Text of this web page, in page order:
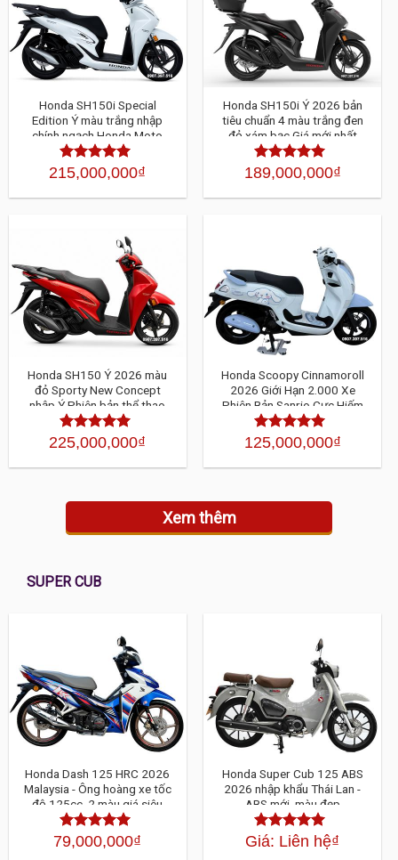
Honda SH150i Special
Edition Ý màu trắng nhập
chính ngạch Honda Moto
Roma HMR
Được xếp
sao
215,000,000₫
Honda SH150i Ý 2026 bản
tiêu chuẩn 4 màu trắng đen
đỏ xám bạc Giá mới nhất
Được xếp
5 sao
189,000,000₫
Honda SH150 Ý 2026 màu
đỏ Sporty New Concept
nhập Ý Phiên bản thể thao
đậm chất Ý giá mới nhất
Được xếp
sao
225,000,000₫
Honda Scoopy Cinnamoroll
2026 Giới Hạn 2.000 Xe
Phiên Bản Sanrio Cực Hiếm
Đáng Sở Hữu Nhất Năm Nay
Được xếp
5 sao
125,000,000₫
Xem thêm
SUPER CUB
Honda Dash 125 HRC 2026
Malaysia - Ông hoàng xe tốc
độ 125cc, 2 màu giá siêu
HOT
Được xếp
79,000,000₫
Honda Super Cub 125 ABS
2026 nhập khẩu Thái Lan -
ABS mới, màu đẹp
Được xếp
5
Giá: Liên hệ₫